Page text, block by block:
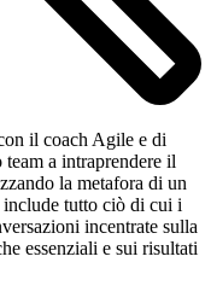
il coach Agile e di
a intraprendere il
la metafora di un
tutto ciò di cui i
incentrate sulla
essenziali e sui risultati